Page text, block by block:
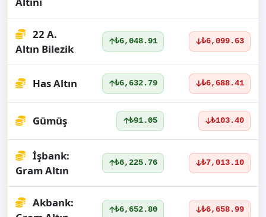
22 A.
Altın Bilezik
₺6,048.91 ₺6,099.63
Has Altın ₺6,632.79 ₺6,688.41
Gümüş ₺91.05 ₺103.40
İşbank:
Gram Altın
₺6,225.76 ₺7,013.10
Akbank:
₺6,652.80 ₺6,658.99